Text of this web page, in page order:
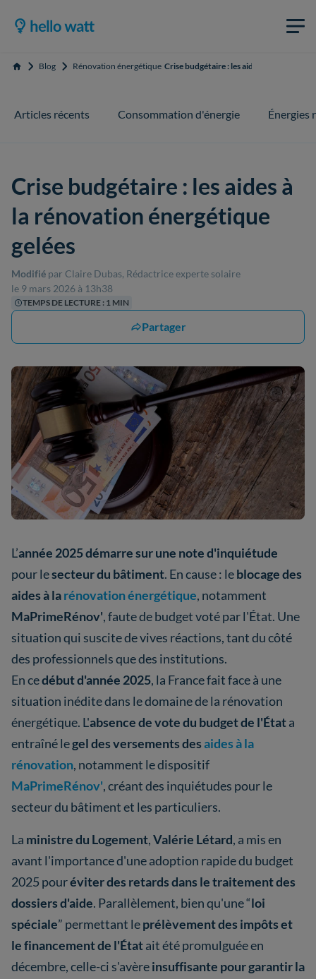
Accueil Blog Rénovation énergétique Crise budgétaire : les aides à la
Articles récents Consommation d'énergie Énergies
Crise budgétaire : les aides à
la rénovation énergétique
gelées
Modifié par Claire Dubas, Rédactrice experte solaire
le 9 mars 2026 à 13h38
TEMPS DE LECTURE : 1 MIN
Partager
L’année 2025 démarre sur une note d'inquiétude
pour lesecteur du bâtiment. En cause : leblocage des
aides à larénovation énergétique, notamment
MaPrimeRénov', faute de budget voté par l'État. Une
situation qui suscite de vives réactions, tant du côté
des professionnels que des institutions.
En cedébut d'année 2025, la France fait face à une
situation inédite dans le domaine de la rénovation
énergétique. L'absence de vote du budget de l'Étata
entraîné legel des versements desaides à la
rénovation, notamment le dispositif
MaPrimeRénov', créant des inquiétudes pour le
secteur du bâtiment et les particuliers.
La ministre du Logement,Valérie Létard, a mis en
avant l'importance d'une adoption rapide du budget
2025 pouréviter des retards dans le traitement des
dossiers d'aide. Parallèlement, bien qu'une “loi
spéciale” permettant leprélèvement des impôts et
le financement de l'Étatait été promulguée en
décembre, celle-ci s'avèreinsuffisante pour garantir la